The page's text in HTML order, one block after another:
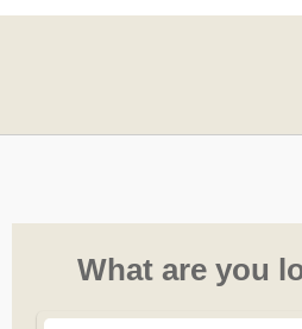
What are you